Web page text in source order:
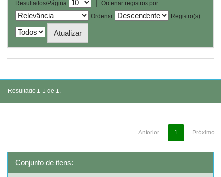
Resultados/Página |
Ordenar registros por
Ordenar
Registro(s)
Resultado 1-1 de 1.
Anterior 1 Próximo
Conjunto de itens: